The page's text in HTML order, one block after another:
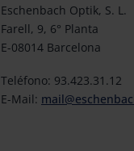
Eschenbach Optik, S. L.
Farell, 9, 6° Planta
E-08014 Barcelona
Teléfono: 93.423.31.12
E-Mail: